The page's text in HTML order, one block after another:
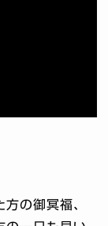
の御冥福、